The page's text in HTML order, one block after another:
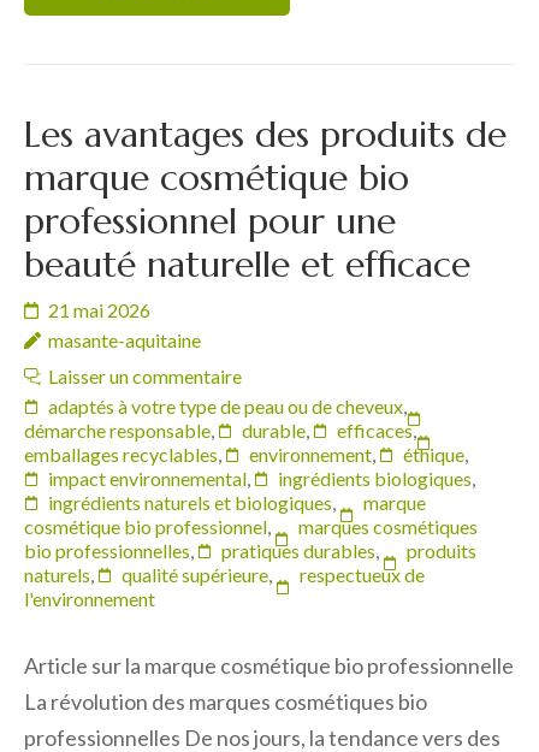
Les avantages des produits de
marque cosmétique bio
professionnel pour une
beauté naturelle et efficace
21 mai 2026
masante-aquitaine
Laisser un commentaire
adaptés à votre type de peau ou de cheveux,
démarche responsable, durable, efficaces,
emballages recyclables, environnement, éthique,
impact environnemental, ingrédients biologiques,
ingrédients naturels et biologiques,
marque
cosmétique bio professionnel,
marques cosmétiques
bio professionnelles, pratiques durables,
produits
naturels, qualité supérieure,
respectueux de
l'environnement
Article sur la marque cosmétique bio professionnelle
La révolution des marques cosmétiques bio
professionnelles De nos jours, la tendance vers des